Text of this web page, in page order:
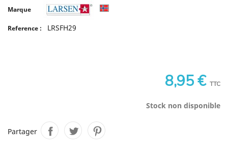
Marque
Reference : LRSFH29
8,95 € TTC
Stock non disponible
Partager